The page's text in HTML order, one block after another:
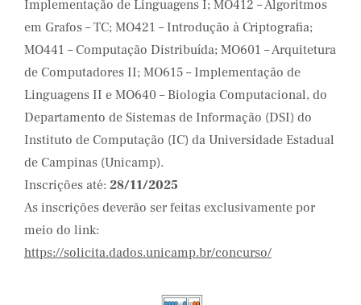
Implementação de Linguagens I; MO412 – Algoritmos
em Grafos – TC; MO421 – Introdução à Criptografia;
MO441 – Computação Distribuída; MO601 – Arquitetura
de Computadores II; MO615 – Implementação de
Linguagens II e MO640 – Biologia Computacional, do
Departamento de Sistemas de Informação (DSI) do
Instituto de Computação (IC) da Universidade Estadual
de Campinas (Unicamp).
Inscrições até: 28/11/2025
As inscrições deverão ser feitas exclusivamente por
meio do link:
https://solicita.dados.unicamp.br/concurso/